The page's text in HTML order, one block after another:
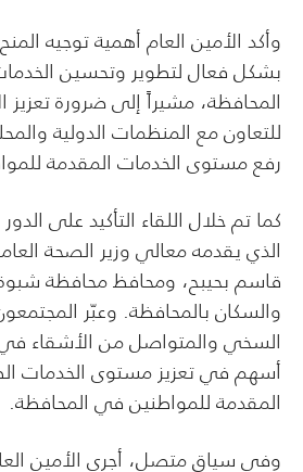
وأكد الأمين العام أهمية توجيه
بشكل فعال لتطوير وتحسين
المحافظة، مشيراً إلى ضرورة تعزيز
للتعاون مع المنظمات الدولية
رفع مستوى الخدمات المقدمة
كما تم خلال اللقاء التأكيد على الدور
الذي يقدمه معالي وزير الصحة
قاسم بحيبح، ومحافظ محافظة
والسكان بالمحافظة. وعبّر
السخي والمتواصل من الأشقاء في
أسهم في تعزيز مستوى الخدمات
المقدمة للمواطنين في المحافظة.
وفي سياق متصل، أجرى الأمين